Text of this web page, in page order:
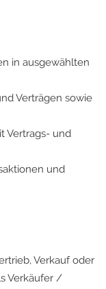
in ausgewählten
Verträgen sowie
Vertrags- und
und
Verkauf oder
Verkäufer /